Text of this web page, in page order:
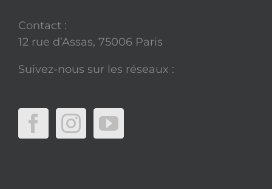
Contact :
12 rue d’Assas, 75006 Paris
Suivez-nous sur les réseaux :